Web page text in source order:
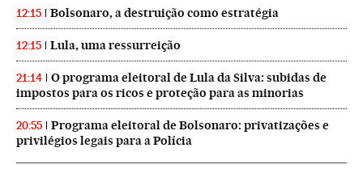
12:15 Bolsonaro, a destruição como estratégia
12:15 Lula, uma ressurreição
21:14
O programa eleitoral de Lula da Silva: subidas de
impostos para os ricos e proteção para as minorias
20:55
Programa eleitoral de Bolsonaro: privatizações e
privilégios legais para a Polícia